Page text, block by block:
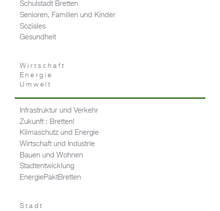
Schulstadt Bretten
Senioren, Familien und Kinder
Soziales
Gesundheit
Wirtschaft
Energie
Umwelt
Infrastruktur und Verkehr
Zukunft : Bretten!
Klimaschutz und Energie
Wirtschaft und Industrie
Bauen und Wohnen
Stadtentwicklung
EnergiePaktBretten
Stadt